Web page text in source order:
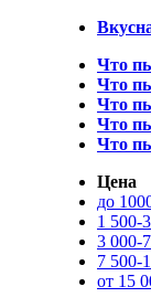
Что
Что
Что
Что
Что
Цена
до
1 500-
3 000-
7 500-
от 15